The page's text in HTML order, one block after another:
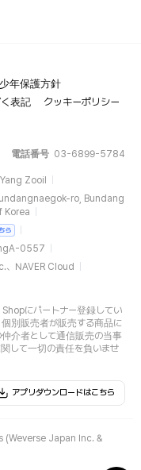
年保護方針
表記
クッキーポリシー
電話番号 03-6899-5784
Yang Zooil
ro, Bundang
Korea
ら
0557
、NAVER Cloud
にパートナー登録してい
別販売者が販売する商品に
介者として通信販売の当事
して一切の責任を負いませ
アプリダウンロードはこちら
Japan Inc. &